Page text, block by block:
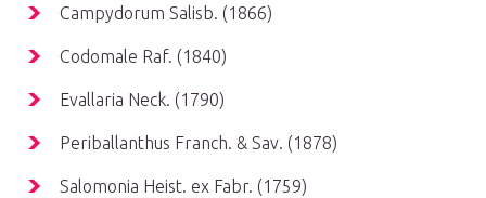
Campydorum Salisb. (1866)
Codomale Raf. (1840)
Evallaria Neck. (1790)
Periballanthus Franch. & Sav. (1878)
Salomonia Heist. ex Fabr. (1759)